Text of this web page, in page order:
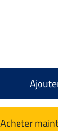
Acheter